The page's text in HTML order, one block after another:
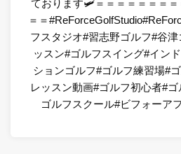
ております🛩＝＝＝＝＝＝＝＝
＝＝
フスタジオ#習志野ゴルフ#谷
ッスン#ゴルフスイング#イン
ションゴルフ#ゴルフ練習場#
レッスン動画#ゴルフ初心者#
ゴルフスクール#ビフォーア